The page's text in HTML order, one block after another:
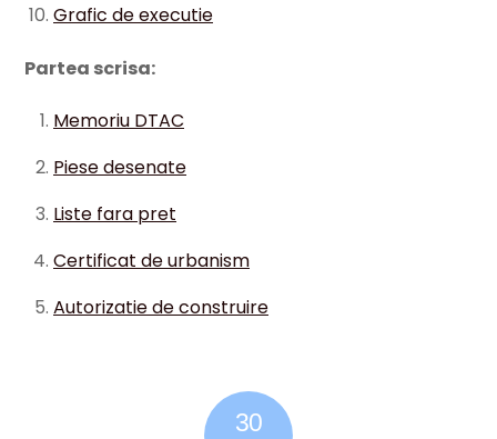
Grafic de executie
Partea scrisa:
Memoriu DTAC
Piese desenate
Liste fara pret
Certificat de urbanism
Autorizatie de construire
30